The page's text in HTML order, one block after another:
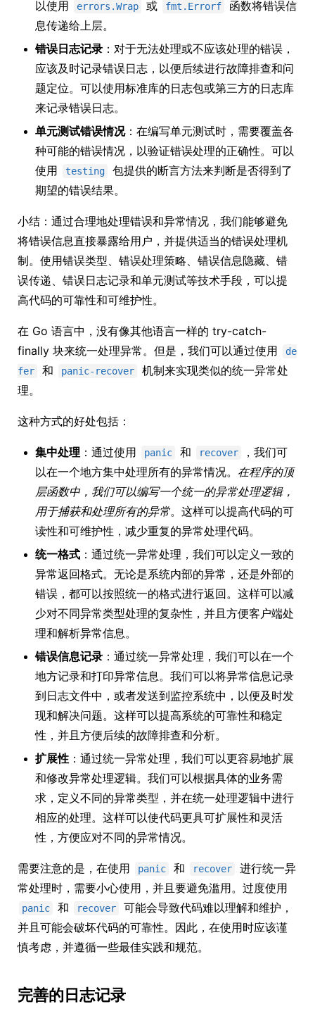
以使用 errors.Wrap 或 fmt.Errorf
函数将错误信
息传递给上层。
错误日志记录 ：对于无法处理或不应该处理的错误，
应该及时记录错误日志，以便后续进行故障排查和问
题定位。可以使用标准库的日志包或第三方的日志库
来记录错误日志。
单元测试错误情况：在编写单元测试时，需要覆盖各
种可能的错误情况，以验证错误处理的正确性。可以
使用
testing
包提供的断言方法来判断是否得到了
期望的错误结果。
小结：通过合理地处理错误和异常情况，我们能够避免
将错误信息直接暴露给用户，并提供适当的错误处理机
制。使用错误类型、错误处理策略、错误信息隐藏、错
误传递、错误日志记录和单元测试等技术手段，可以提
高代码的可靠性和可维护性。
在 Go 语言中，没有像其他语言一样的 try-catch-
finally 块来统一处理异常。但是，我们可以通过使用
de
fer
和 panic-recover
机制来实现类似的统一异常处
理。
这种方式的好处包括：
集中处理 ：通过使用 panic 和 recover
，我们可
以在一个地方集中处理所有的异常情况。 在程序的顶
层函数中，我们可以编写一个统一的异常处理逻辑，
用于捕获和处理所有的异常。这样可以提高代码的可
读性和可维护性，减少重复的异常处理代码。
统一格式 ：通过统一异常处理，我们可以定义一致的
异常返回格式。无论是系统内部的异常，还是外部的
错误，都可以按照统一的格式进行返回。这样可以减
少对不同异常类型处理的复杂性，并且方便客户端处
理和解析异常信息。
错误信息记录 ：通过统一异常处理，我们可以在一个
地方记录和打印异常信息。我们可以将异常信息记录
到日志文件中，或者发送到监控系统中，以便及时发
现和解决问题。这样可以提高系统的可靠性和稳定
性，并且方便后续的故障排查和分析。
扩展性 ：通过统一异常处理，我们可以更容易地扩展
和修改异常处理逻辑。我们可以根据具体的业务需
求，定义不同的异常类型，并在统一处理逻辑中进行
相应的处理。这样可以使代码更具可扩展性和灵活
性，方便应对不同的异常情况。
需要注意的是，在使用 panic 和 recover
进行统一异
常处理时，需要小心使用，并且要避免滥用。过度使用
panic 和 recover
可能会导致代码难以理解和维护，
并且可能会破坏代码的可靠性。因此，在使用时应该谨
慎考虑，并遵循一些最佳实践和规范。
完善的日志记录